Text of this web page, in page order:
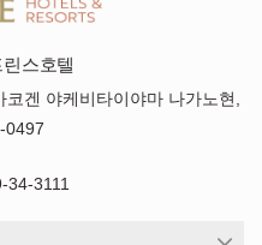
스호텔
겐 야케비타이야마 나가노현,
0497
34-3111